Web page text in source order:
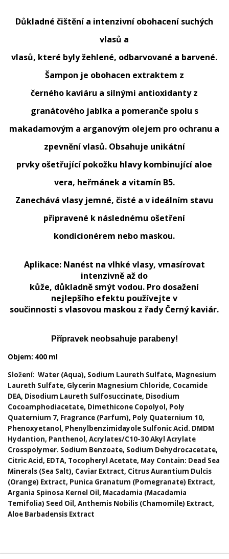
Důkladné čištění a intenzivní obohacení suchých
vlasů a
vlasů, které byly žehlené, odbarvované a barvené.
Šampon je obohacen extraktem z
černého kaviáru a silnými antioxidanty z
granátového jablka a pomeranče spolu s
makadamovým a arganovým olejem pro ochranu a
zpevnění vlasů. Obsahuje unikátní
prvky ošetřující pokožku hlavy kombinující aloe
vera, heřmánek a vitamín B5.
Zanechává vlasy jemné, čisté a v ideálním stavu
připravené k následnému ošetření
kondicionérem nebo maskou.
Aplikace: Nanést na vlhké vlasy, vmasírovat
intenzivně až do
kůže, důkladně smýt vodou. Pro dosažení
nejlepšího efektu používejte v
součinnosti s vlasovou maskou z řady Černý kaviár.
Přípravek neobsahuje parabeny!
Objem: 400 ml
Složení: Water (Aqua), Sodium Laureth Sulfate, Magnesium
Laureth Sulfate, Glycerin Magnesium Chloride, Cocamide
DEA, Disodium Laureth Sulfosuccinate, Disodium
Cocoamphodiacetate, Dimethicone Copolyol, Poly
Quaternium 7, Fragrance (Parfum), Poly Quaternium 10,
Phenoxyetanol, Phenylbenzimidayole Sulfonic Acid. DMDM
Hydantion, Panthenol, Acrylates/C10-30 Akyl Acrylate
Crosspolymer. Sodium Benzoate, Sodium Dehydrocacetate,
Citric Acid, EDTA, Tocopheryl Acetate, May Contain: Dead Sea
Minerals (Sea Salt), Caviar Extract, Citrus Aurantium Dulcis
(Orange) Extract, Punica Granatum (Pomegranate) Extract,
Argania Spinosa Kernel Oil, Macadamia (Macadamia
Temifolia) Seed Oil, Anthemis Nobilis (Chamomile) Extract,
Aloe Barbadensis Extract